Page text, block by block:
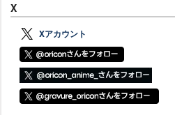
X
Xアカウント